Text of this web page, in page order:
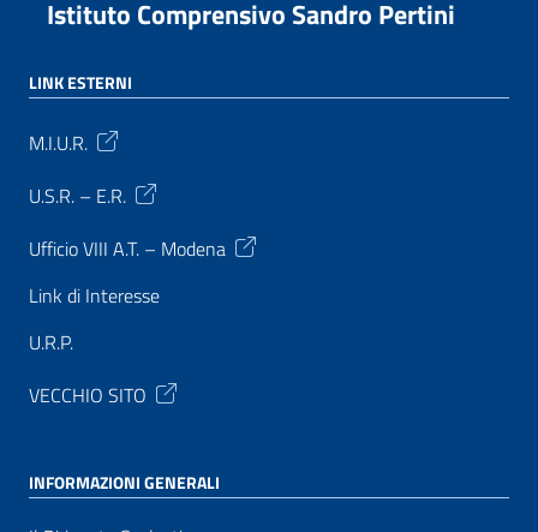
Istituto Comprensivo Sandro Pertini
LINK ESTERNI
M.I.U.R.
U.S.R. – E.R.
Ufficio VIII A.T. – Modena
Link di Interesse
U.R.P.
VECCHIO SITO
INFORMAZIONI GENERALI